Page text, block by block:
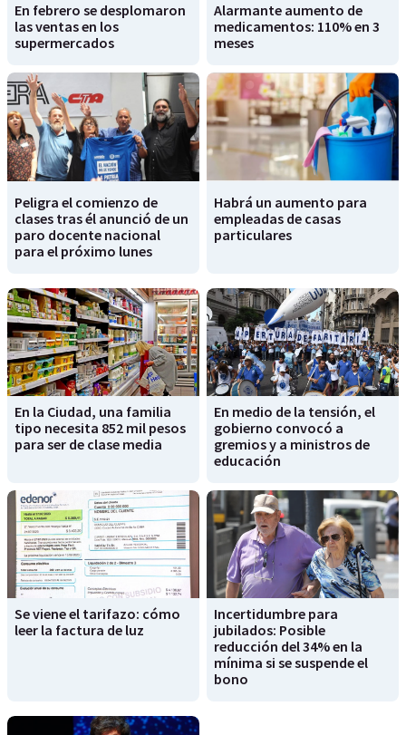
En febrero se desplomaron
las ventas en los
supermercados
Alarmante aumento de
medicamentos: 110% en 3
meses
Peligra el comienzo de
clases tras él anunció de un
paro docente nacional
para el próximo lunes
Habrá un aumento para
empleadas de casas
particulares
En la Ciudad, una familia
tipo necesita 852 mil pesos
para ser de clase media
En medio de la tensión, el
gobierno convocó a
gremios y a ministros de
educación
Se viene el tarifazo: cómo
leer la factura de luz
Incertidumbre para
jubilados: Posible
reducción del 34% en la
mínima si se suspende el
bono